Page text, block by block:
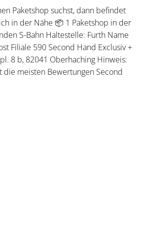
Paketshop suchst, dann befindet
in der Nähe 📦 1 Paketshop in der
S-Bahn Haltestelle: Furth Name
Filiale 590 Second Hand Exclusiv +
8 b, 82041 Oberhaching Hinweis:
die meisten Bewertungen Second